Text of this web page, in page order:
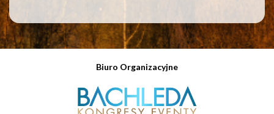
Biuro Organizacyjne